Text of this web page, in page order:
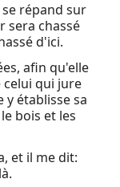
répand sur
sera chassé
d'ici.
afin qu'elle
celui qui jure
établisse sa
bois et les
et il me dit: